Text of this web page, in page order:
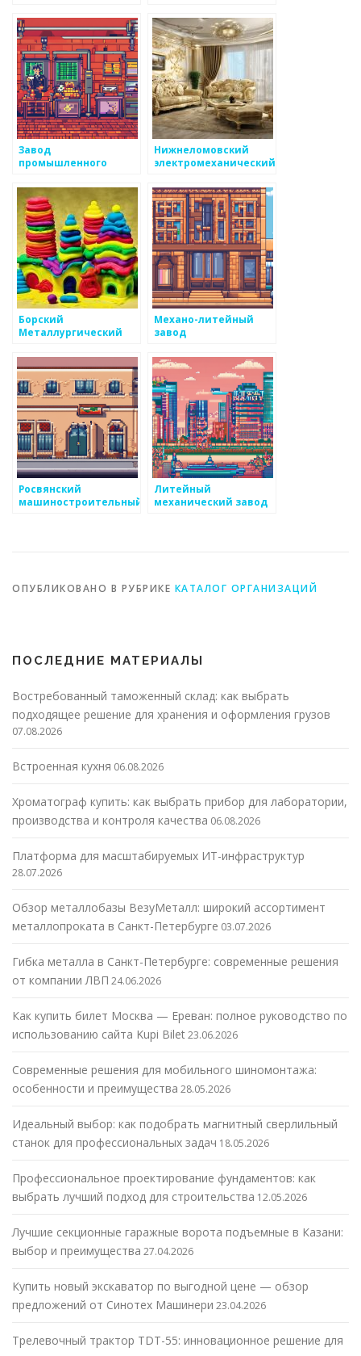
Завод
промышленного
Нижнеломовский
электромеханический
Борский
Металлургический
Механо-литейный
завод
Росвянский
машиностроительный
Литейный
механический завод
ОПУБЛИКОВАНО В РУБРИКЕ КАТАЛОГ ОРГАНИЗАЦИЙ
ПОСЛЕДНИЕ МАТЕРИАЛЫ
Востребованный таможенный склад: как выбрать
подходящее решение для хранения и оформления грузов
07.08.2026
Встроенная кухня 06.08.2026
Хроматограф купить: как выбрать прибор для лаборатории,
производства и контроля качества 06.08.2026
Платформа для масштабируемых ИТ-инфраструктур
28.07.2026
Обзор металлобазы ВезуМеталл: широкий ассортимент
металлопроката в Санкт-Петербурге 03.07.2026
Гибка металла в Санкт-Петербурге: современные решения
от компании ЛВП 24.06.2026
Как купить билет Москва — Ереван: полное руководство по
использованию сайта Kupi Bilet23.06.2026
Современные решения для мобильного шиномонтажа:
особенности и преимущества 28.05.2026
Идеальный выбор: как подобрать магнитный сверлильный
станок для профессиональных задач 18.05.2026
Профессиональное проектирование фундаментов: как
выбрать лучший подход для строительства 12.05.2026
Лучшие секционные гаражные ворота подъемные в Казани:
выбор и преимущества 27.04.2026
Купить новый экскаватор по выгодной цене — обзор
предложений от Синотех Машинери 23.04.2026
Трелевочный трактор TDT-55: инновационное решение для